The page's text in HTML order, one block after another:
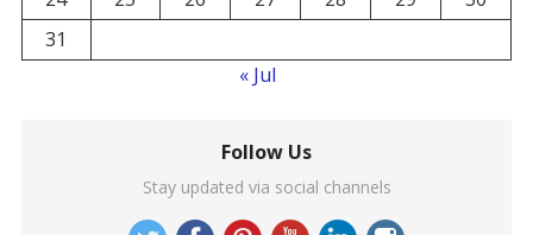
31
« Jul
Follow Us
Stay updated via social channels